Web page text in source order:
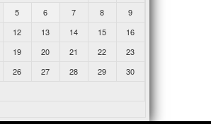
5 6 7 8
9
12 13 14 15
16
19 20 21 22
23
26 27 28 29
30